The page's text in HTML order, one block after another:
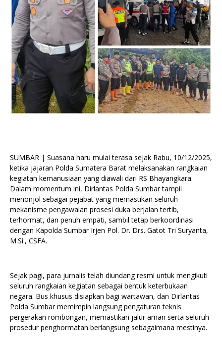
SUMBAR | Suasana haru mulai terasa sejak Rabu, 10/12/2025,
ketika jajaran Polda Sumatera Barat melaksanakan rangkaian
kegiatan kemanusiaan yang diawali dari RS Bhayangkara.
Dalam momentum ini, Dirlantas Polda Sumbar tampil
menonjol sebagai pejabat yang memastikan seluruh
mekanisme pengawalan prosesi duka berjalan tertib,
terhormat, dan penuh empati, sambil tetap berkoordinasi
dengan Kapolda Sumbar Irjen Pol. Dr. Drs. Gatot Tri Suryanta,
M.Si., CSFA.
Sejak pagi, para jurnalis telah diundang resmi untuk mengikuti
seluruh rangkaian kegiatan sebagai bentuk keterbukaan
negara. Bus khusus disiapkan bagi wartawan, dan Dirlantas
Polda Sumbar memimpin langsung pengaturan teknis
pergerakan rombongan, memastikan jalur aman serta seluruh
prosedur penghormatan berlangsung sebagaimana mestinya.